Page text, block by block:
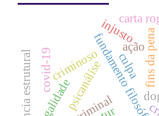
ação
fundamento filosófico
criminoso
psicanálise
injusto
culpa fins da pena
carta
legalidade
violência estrutural covid-19